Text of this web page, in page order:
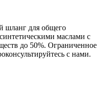
шланг для общего
маслами с
до 50%. Ограниченное
с нами.